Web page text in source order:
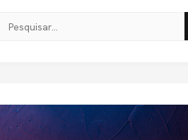
Este é um campo de pesquisa com